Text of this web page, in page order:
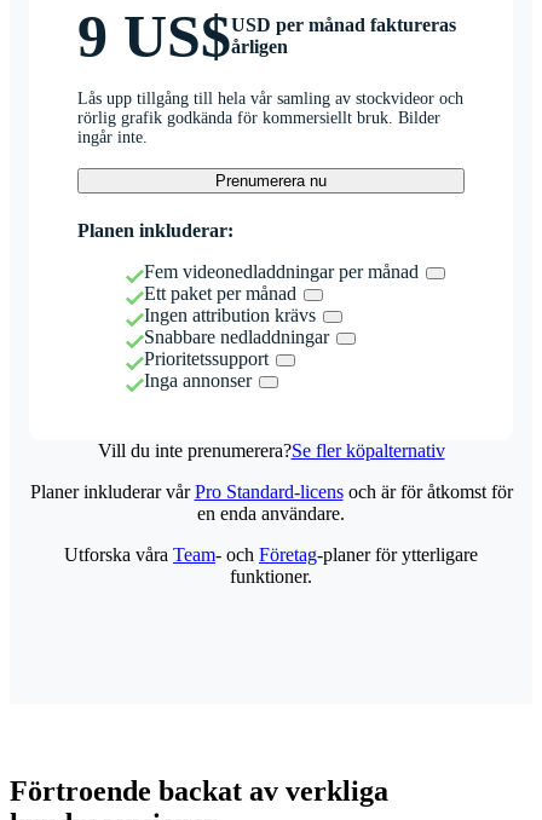
9 US$USD per månad faktureras
årligen
Lås upp tillgång till hela vår samling av stockvideor och
rörlig grafik godkända för kommersiellt bruk. Bilder
ingår inte.
Prenumerera nu
Planen inkluderar:
Fem videonedladdningar per månad
Ett paket per månad
Ingen attribution krävs
Snabbare nedladdningar
Prioritetssupport
Inga annonser
Vill du inte prenumerera?Se fler köpalternativ
Planer inkluderar vårPro Standard-licensoch är för åtkomst för
en enda användare.
Utforska våra Team- och Företag-planer för ytterligare
funktioner.
Förtroende backat av verkliga